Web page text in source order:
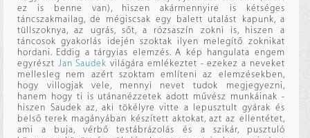
ez is benne van), hiszen akármennyire is kétséges
táncszakmailag, de mégiscsak egy balett utalást kapunk, a
tüllszoknya, az ugrás, sőt, a rózsaszín zokni is, hiszen a
táncosok gyakorlás idején szoktak ilyen melegítő zoknikat
hordani. Eddig a tárgyias elemzés. A kép hangulata engem
egyrészt Jan Saudek világára emlékeztet - ezekez a neveket
mellesleg nem azért szoktam említeni az elemzésekben,
hogy villogjak vele, mennyi nevet tudok megjegyezni,
hanem hogy ti is utánanézzetek adott művész munkáinak -
hiszen Saudek az, aki tökélyre vitte a lepusztult gyárak és
belső terek magányában készített aktokat, azt az ellentétet,
ami a buja, vérbő testábrázolás és a szikár, pusztuló